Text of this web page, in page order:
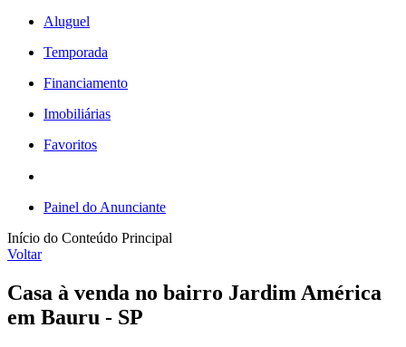
Aluguel
Temporada
Financiamento
Imobiliárias
Favoritos
Painel do Anunciante
Início do Conteúdo Principal
Voltar
Casa à venda no bairro Jardim América
em Bauru - SP